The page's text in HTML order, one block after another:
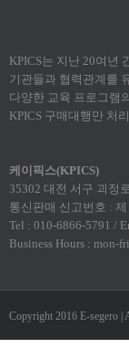
KPICS는 지난 20여년
기관들과 협력관계를
다양한 교육 프로그램
KPICS 구매대행만 처
케이픽스(KPICS)
35302 대전 서구 괴정
통신판매 신고번호 :
Tel : 010-6866-5791 /
Business Hours : mon-
Copyright 2016 E-segero |